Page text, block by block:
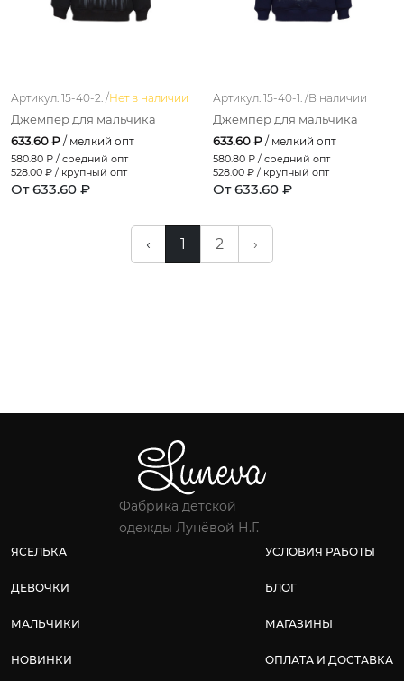
Артикул: 15-40-2. /Нет в наличии
Джемпер для мальчика
633.60 ₽ / мелкий опт
580.80 ₽ / средний опт
528.00 ₽ / крупный опт
От 633.60 ₽
Артикул: 15-40-1. /В наличии
Джемпер для мальчика
633.60 ₽ / мелкий опт
580.80 ₽ / средний опт
528.00 ₽ / крупный опт
От 633.60 ₽
‹ 1 2 ›
Фабрика детской
одежды Лунёвой Н.Г.
ЯСЕЛЬКА
ДЕВОЧКИ
МАЛЬЧИКИ
НОВИНКИ
УСЛОВИЯ РАБОТЫ
БЛОГ
МАГАЗИНЫ
ОПЛАТА И ДОСТАВКА